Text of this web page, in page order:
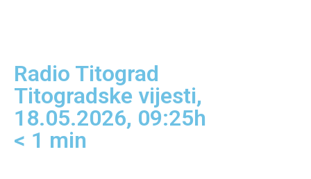
Radio Titograd
Titogradske vijesti,
18.05.2026, 09:25h
< 1 min